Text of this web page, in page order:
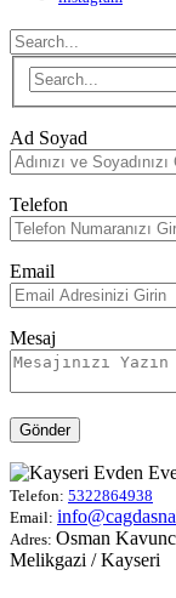
Ad Soyad
Telefon
Email
Mesaj
Gönder
Telefon: 5322864938
Email:
Adres: Osman
Melikgazi / Kayseri